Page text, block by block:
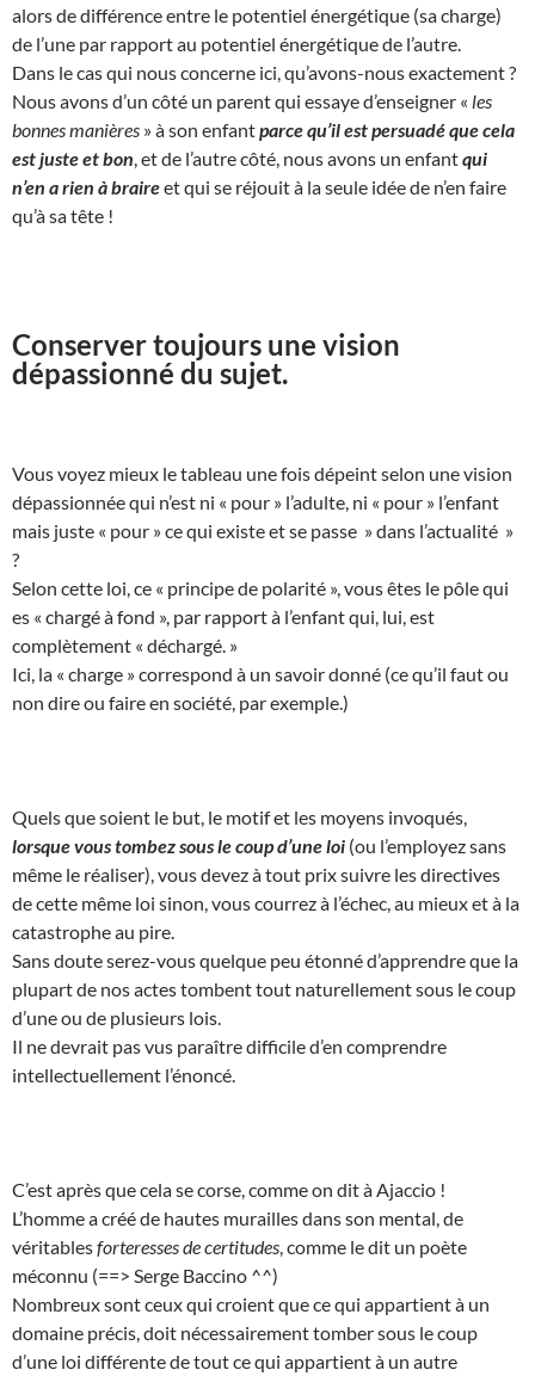
alors de différence entre le potentiel énergétique (sa charge)
de l’une par rapport au potentiel énergétique de l’autre.
Dans le cas qui nous concerne ici, qu’avons-nous exactement ?
Nous avons d’un côté un parent qui essaye d’enseigner « les
bonnes manières » à son enfantparce qu’il est persuadé que cela
est juste et bon , et de l’autre côté, nous avons un enfantqui
n’en a rien à braireet qui se réjouit à la seule idée de n’en faire
qu’à sa tête !
Conserver toujours une vision
dépassionné du sujet.
Vous voyez mieux le tableau une fois dépeint selon une vision
dépassionnée qui n’est ni « pour » l’adulte, ni « pour » l’enfant
mais juste « pour » ce qui existe et se passe » dans l’actualité »
?
Selon cette loi, ce « principe de polarité », vous êtes le pôle qui
es « chargé à fond », par rapport à l’enfant qui, lui, est
complètement « déchargé. »
Ici, la « charge » correspond à un savoir donné (ce qu’il faut ou
non dire ou faire en société, par exemple.)
Quels que soient le but, le motif et les moyens invoqués,
lorsque vous tombez sous le coup d’une loi (ou l’employez sans
même le réaliser), vous devez à tout prix suivre les directives
de cette même loi sinon, vous courrez à l’échec, au mieux et à la
catastrophe au pire.
Sans doute serez-vous quelque peu étonné d’apprendre que la
plupart de nos actes tombent tout naturellement sous le coup
d’une ou de plusieurs lois.
Il ne devrait pas vus paraître difficile d’en comprendre
intellectuellement l’énoncé.
C’est après que cela se corse, comme on dit à Ajaccio !
L’homme a créé de hautes murailles dans son mental, de
véritablesforteresses de certitudes , comme le dit un poète
méconnu (==> Serge Baccino ^^)
Nombreux sont ceux qui croient que ce qui appartient à un
domaine précis, doit nécessairement tomber sous le coup
d’une loi différente de tout ce qui appartient à un autre